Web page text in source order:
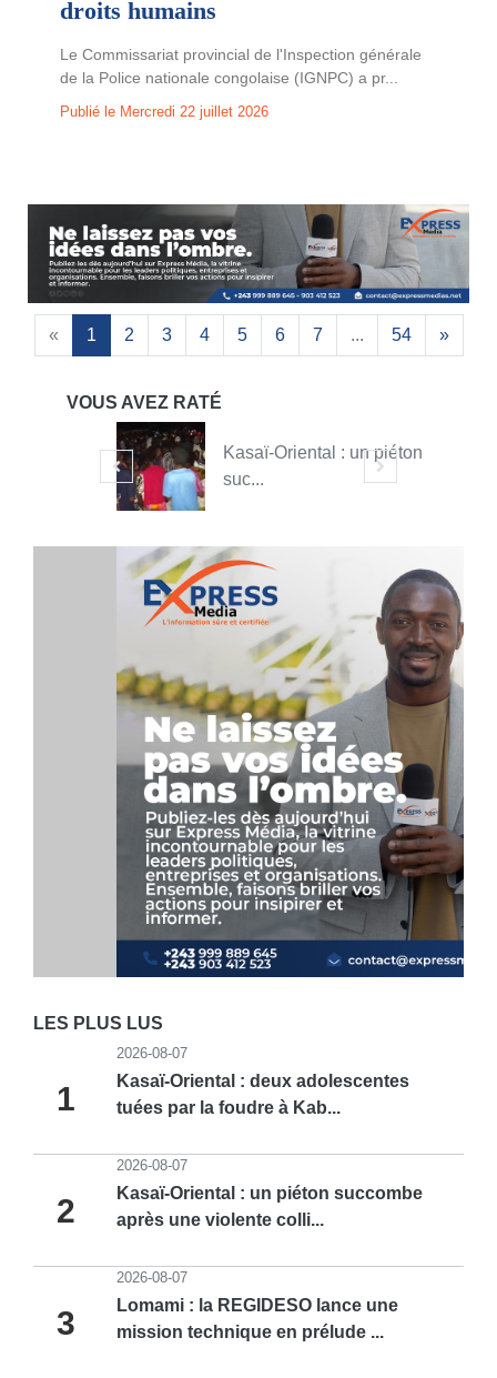
droits humains
Le Commissariat provincial de l'Inspection générale
de la Police nationale congolaise (IGNPC) a pr...
Publié le Mercredi 22 juillet 2026
« 1 2 3 4 5 6 7 ... 54 »
VOUS AVEZ RATÉ
Kasaï-Oriental : un piéton
suc...
LES PLUS LUS
1
2026-08-07
Kasaï-Oriental : deux adolescentes
tuées par la foudre à Kab...
2
2026-08-07
Kasaï-Oriental : un piéton succombe
après une violente colli...
3
2026-08-07
Lomami : la REGIDESO lance une
mission technique en prélude ...